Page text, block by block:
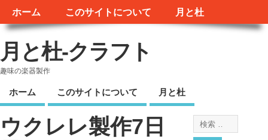
ホーム このサイトについて 月と杜
月と杜-クラフト
趣味の楽器製作
ホーム このサイトについて 月と杜
ウクレレ製作7日